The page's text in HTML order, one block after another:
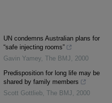
UN condemns Australian plans for
“safe injecting rooms”
Gavin Yamey, The BMJ, 2000
Predisposition for long life may be
shared by family members
Scott Gottlieb, The BMJ, 2000